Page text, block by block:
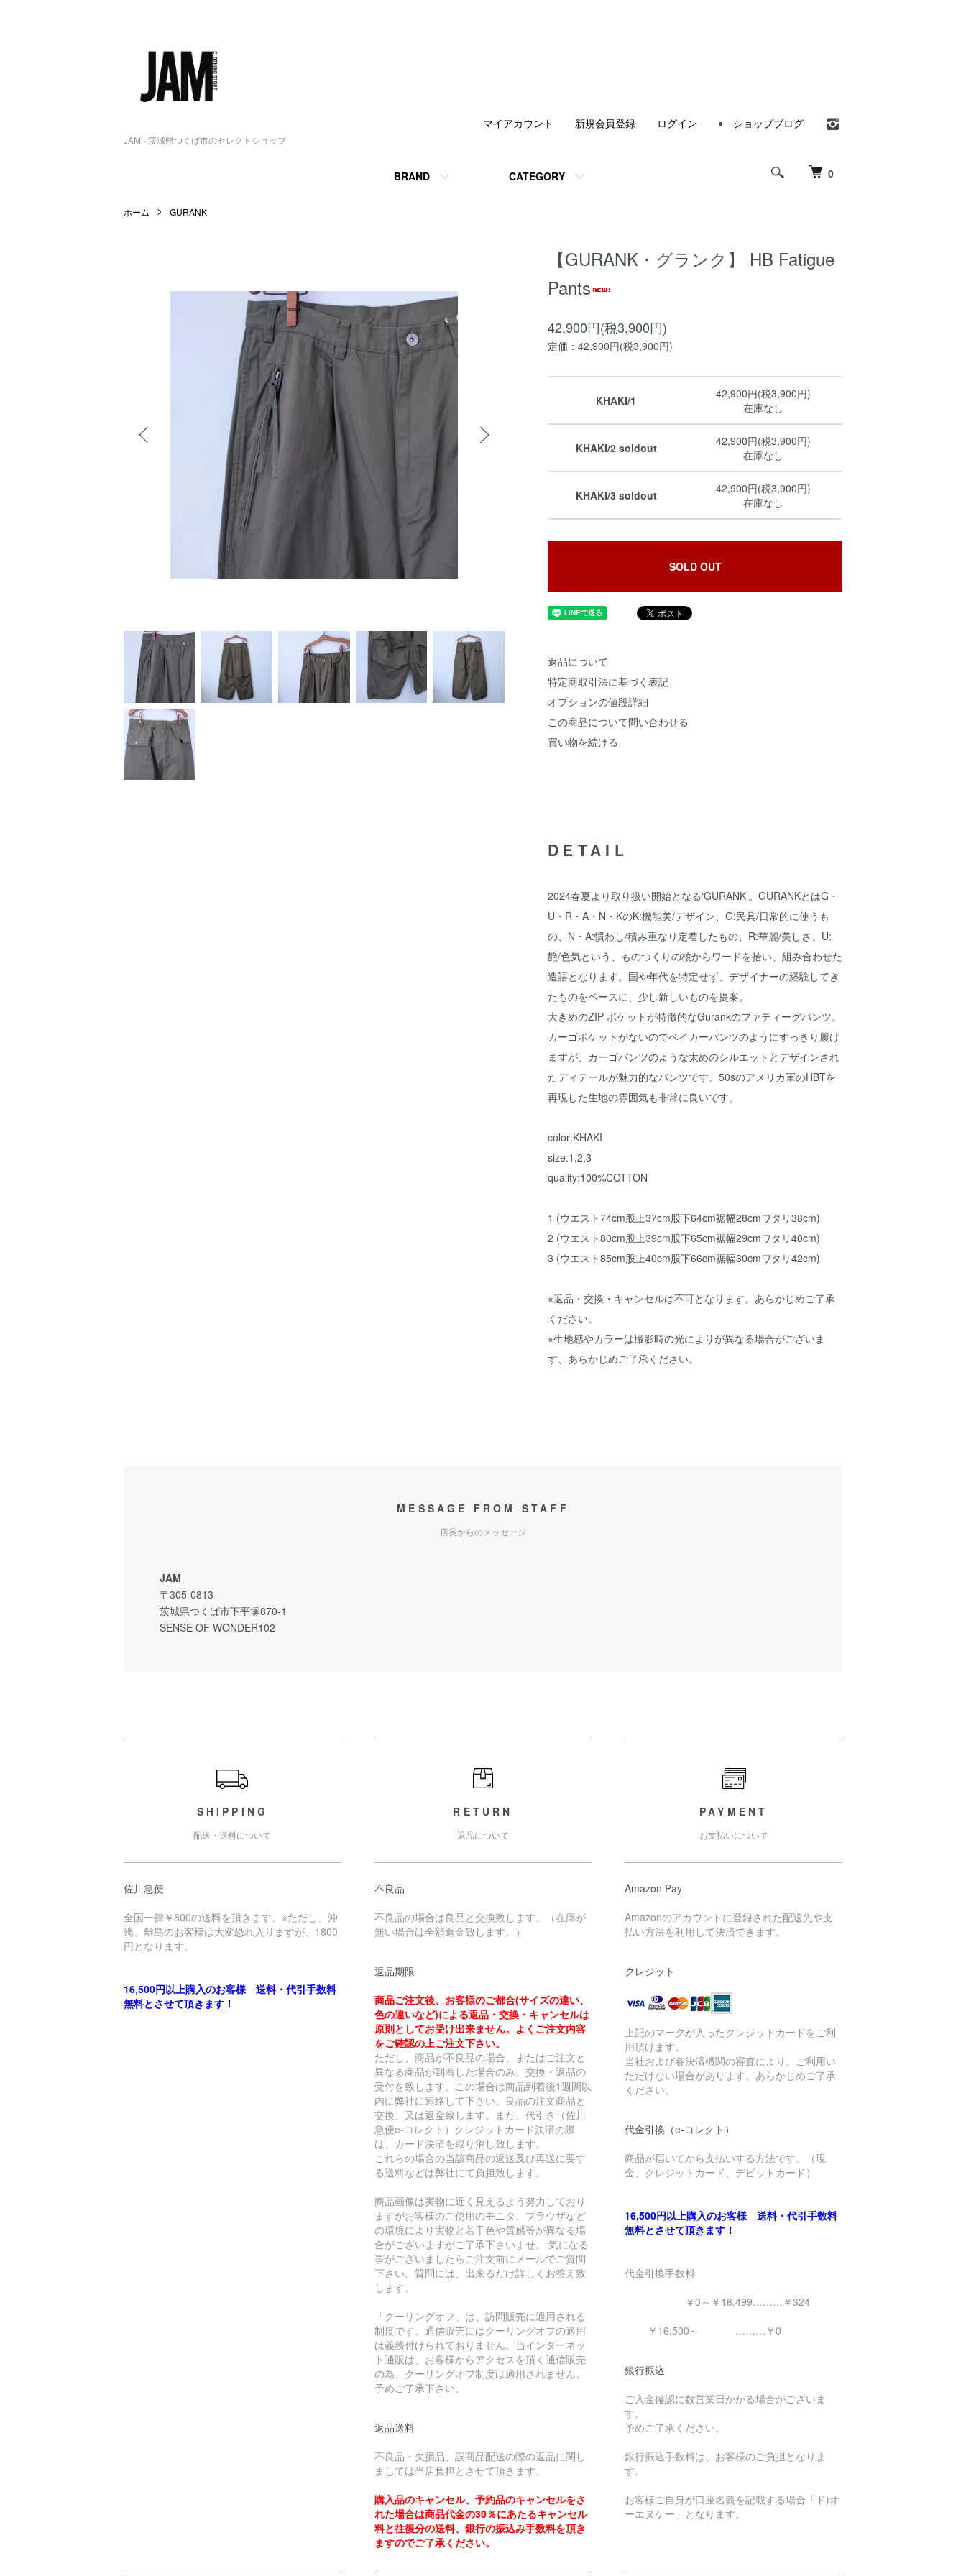
JAM - 茨城県つくば市のセレクトショップ
0
BRAND CATEGORY
マイアカウント 新規会員登録 ログイン ショップブログ
ホーム GURANK
【GURANK・グランク】 HB Fatigue
Pants
42,900円(税3,900円)
定価：42,900円(税3,900円)
KHAKI/1
42,900円(税3,900円)
在庫なし
KHAKI/2 soldout
42,900円(税3,900円)
在庫なし
KHAKI/3 soldout
42,900円(税3,900円)
在庫なし
SOLD OUT
返品について
特定商取引法に基づく表記
オプションの値段詳細
この商品について問い合わせる
買い物を続ける
DETAIL
2024春夏より取り扱い開始となる‘GURANK’。GURANKとはG・
U・R・A・N・KのK:機能美/デザイン、G:民具/日常的に使うも
の、N・A:慣わし/積み重なり定着したもの、R:華麗/美しさ、U:
艶/色気という、ものつくりの核からワードを拾い、組み合わせた
造語となります。国や年代を特定せず、デザイナーの経験してき
たものをベースに、少し新しいものを提案。
大きめのZIP ポケットが特徴的なGurankのファティーグパンツ。
カーゴポケットがないのでベイカーパンツのようにすっきり履け
ますが、カーゴパンツのような太めのシルエットとデザインされ
たディテールが魅力的なパンツです。50sのアメリカ軍のHBTを
再現した生地の雰囲気も非常に良いです。
color:KHAKI
size:1,2,3
quality:100%COTTON
1 (ウエスト74cm股上37cm股下64cm裾幅28cmワタリ38cm)
2 (ウエスト80cm股上39cm股下65cm裾幅29cmワタリ40cm)
3 (ウエスト85cm股上40cm股下66cm裾幅30cmワタリ42cm)
※返品・交換・キャンセルは不可となります。あらかじめご了承
ください。
※生地感やカラーは撮影時の光によりが異なる場合がございま
す、あらかじめご了承ください。
MESSAGE FROM STAFF
店長からのメッセージ
JAM
〒305-0813
茨城県つくば市下平塚870-1
SENSE OF WONDER102
SHIPPING
配送・送料について
佐川急便
全国一律￥800の送料を頂きます。※ただし、沖
縄、離島のお客様は大変恐れ入りますが、1800
円となります。
16,500円以上購入のお客様 送料・代引手数料
無料とさせて頂きます！
RETURN
返品について
不良品
不良品の場合は良品と交換致します。（在庫が
無い場合は全額返金致します。）
返品期限
商品ご注文後、お客様のご都合(サイズの違い、
色の違いなど)による返品・交換・キャンセルは
原則としてお受け出来ません。よくご注文内容
をご確認の上ご注文下さい。
ただし、商品が不良品の場合、またはご注文と
異なる商品が到着した場合のみ、交換・返品の
受付を致します。この場合は商品到着後1週間以
内に弊社に連絡して下さい。良品の注文商品と
交換、又は返金致します。また、代引き（佐川
急便e-コレクト）クレジットカード決済の際
は、カード決済を取り消し致します。
これらの場合の当該商品の返送及び再送に要す
る送料などは弊社にて負担致します。
商品画像は実物に近く見えるよう努力しており
ますがお客様のご使用のモニタ、ブラウザなど
の環境により実物と若干色や質感等が異なる場
合がございますがご了承下さいませ。 気になる
事がございましたらご注文前にメールでご質問
下さい。質問には、出来るだけ詳しくお答え致
します。
「クーリングオフ」は、訪問販売に適用される
制度です。通信販売にはクーリングオフの適用
は義務付けられておりません。当インターネッ
ト通販は、お客様からアクセスを頂く通信販売
の為、クーリングオフ制度は適用されません。
予めご了承下さい。
返品送料
不良品・欠損品、誤商品配送の際の返品に関し
ましては当店負担とさせて頂きます。
購入品のキャンセル、予約品のキャンセルをさ
れた場合は商品代金の30％にあたるキャンセル
料と往復分の送料、銀行の振込み手数料を頂き
ますのでご了承ください。
PAYMENT
お支払いについて
Amazon Pay
Amazonのアカウントに登録された配送先や支
払い方法を利用して決済できます。
クレジット
上記のマークが入ったクレジットカードをご利
用頂けます。
当社および各決済機関の審査により、ご利用い
ただけない場合があります。あらかじめご了承
ください。
代金引換（e-コレクト）
商品が届いてから支払いする方法です。（現
金、クレジットカード、デビットカード）
16,500円以上購入のお客様 送料・代引手数料
無料とさせて頂きます！
代金引換手数料
￥0～￥16,499………￥324
￥16,500～ ………￥0
銀行振込
ご入金確認に数営業日かかる場合がございま
す。
予めご了承ください。
銀行振込手数料は、お客様のご負担となりま
す。
お客様ご自身が口座名義を記載する場合「ド)オ
ーエヌケー」となります。